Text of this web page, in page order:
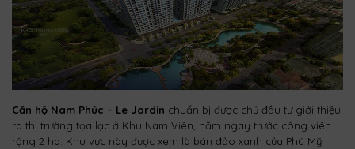
Căn hộ Nam Phúc – Le Jardin chuẩn bị được chủ đầu tư giới thiệu
ra thị trường tọa lạc ở Khu Nam Viên, nằm ngay trước công viên
rộng 2 ha. Khu vực này được xem là bán đảo xanh của Phú Mỹ